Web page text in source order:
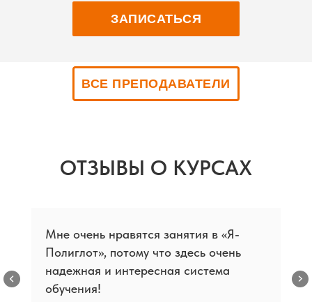
ЗАПИСАТЬСЯ
ВСЕ ПРЕПОДАВАТЕЛИ
ОТЗЫВЫ О КУРСАХ
Мне очень нравятся занятия в «Я-
Полиглот», потому что здесь очень
надежная и интересная система
обучения!